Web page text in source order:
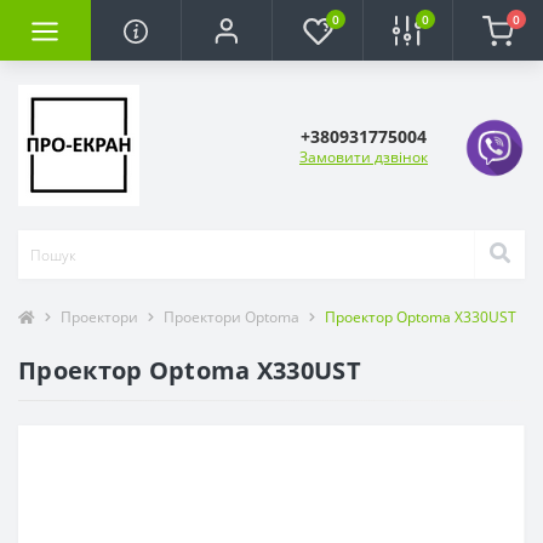
0 0 0
+380931775004
Замовити дзвінок
Проектори Проектори Optoma Проектор Optoma X330UST
Проектор Optoma X330UST